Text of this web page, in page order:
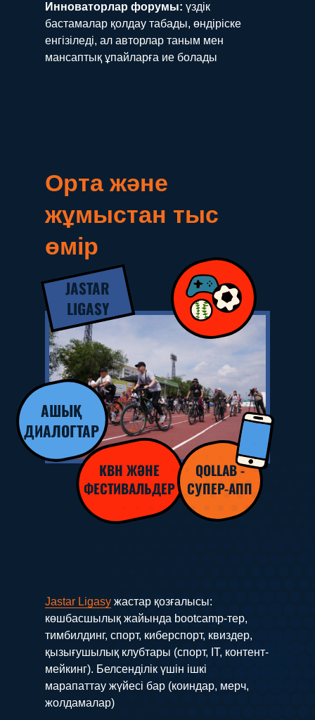
Инноваторлар форумы: үздік
бастамалар қолдау табады, өндіріске
енгізіледі, ал авторлар таным мен
мансаптық ұпайларға ие болады
Орта және
жұмыстан тыс
өмір
JASTAR
LIGASY
АШЫҚ
ДИАЛОГТАР
КВН ЖӘНЕ
ФЕСТИВАЛЬДЕР
QOLLAB -
СУПЕР-АПП
Jastar Ligasy жастар қозғалысы:
көшбасшылық жайында bootcamp-тер,
тимбилдинг, спорт, киберспорт, квиздер,
қызығушылық клубтары (спорт, IT, контент-
мейкинг). Белсенділік үшін ішкі
марапаттау жүйесі бар (коиндар, мерч,
жолдамалар)